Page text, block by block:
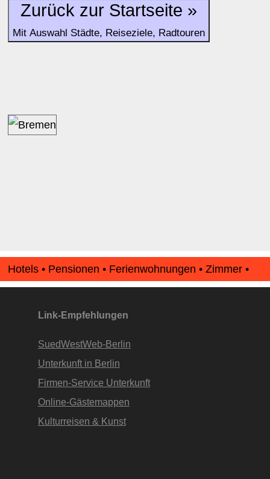
Zurück zur Startseite »
Mit Auswahl Städte, Reiseziele, Radtouren
Hotels • Pensionen • Ferienwohnungen • Zimmer •
Apartments • www.Finde-Unterkunft.de
Link-Empfehlungen
SuedWestWeb-Berlin
Unterkunft in Berlin
Firmen-Service Unterkunft
Online-Gästemappen
Kulturreisen & Kunst